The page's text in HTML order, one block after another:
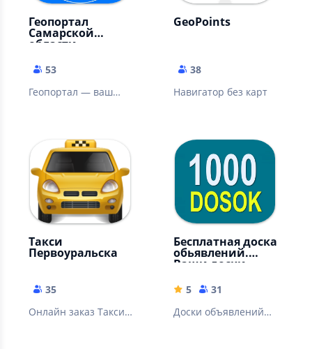
Геопортал
Самарской
области
53
Геопортал — ваш
территории региона
GeoPoints
38
Навигатор без карт
Такси
Первоуральска
35
Онлайн заказ Такси
Бесплатная доска
обьявлений.
Ваши доски.
5
31
Доски объявлений